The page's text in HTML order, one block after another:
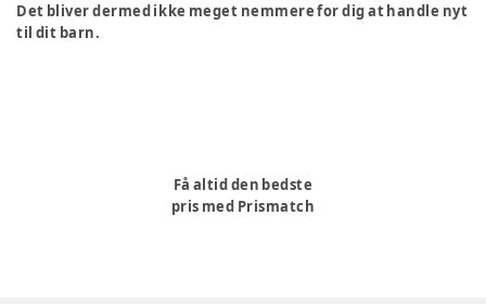
Det bliver dermed ikke meget nemmere for dig at handle nyt
til dit barn.
Få altid den bedste
pris med Prismatch